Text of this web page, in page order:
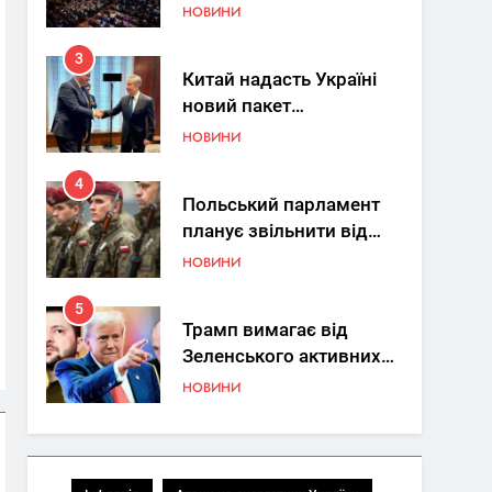
Україна знову у фокусі
НОВИНИ
3
Китай надасть Україні
новий пакет
енергетичної допомоги
НОВИНИ
4
Польський парламент
планує звільнити від
покарання
НОВИНИ
5
Трамп вимагає від
Зеленського активних
кроків у мирному
НОВИНИ
6
КМДА заявила про
параліч